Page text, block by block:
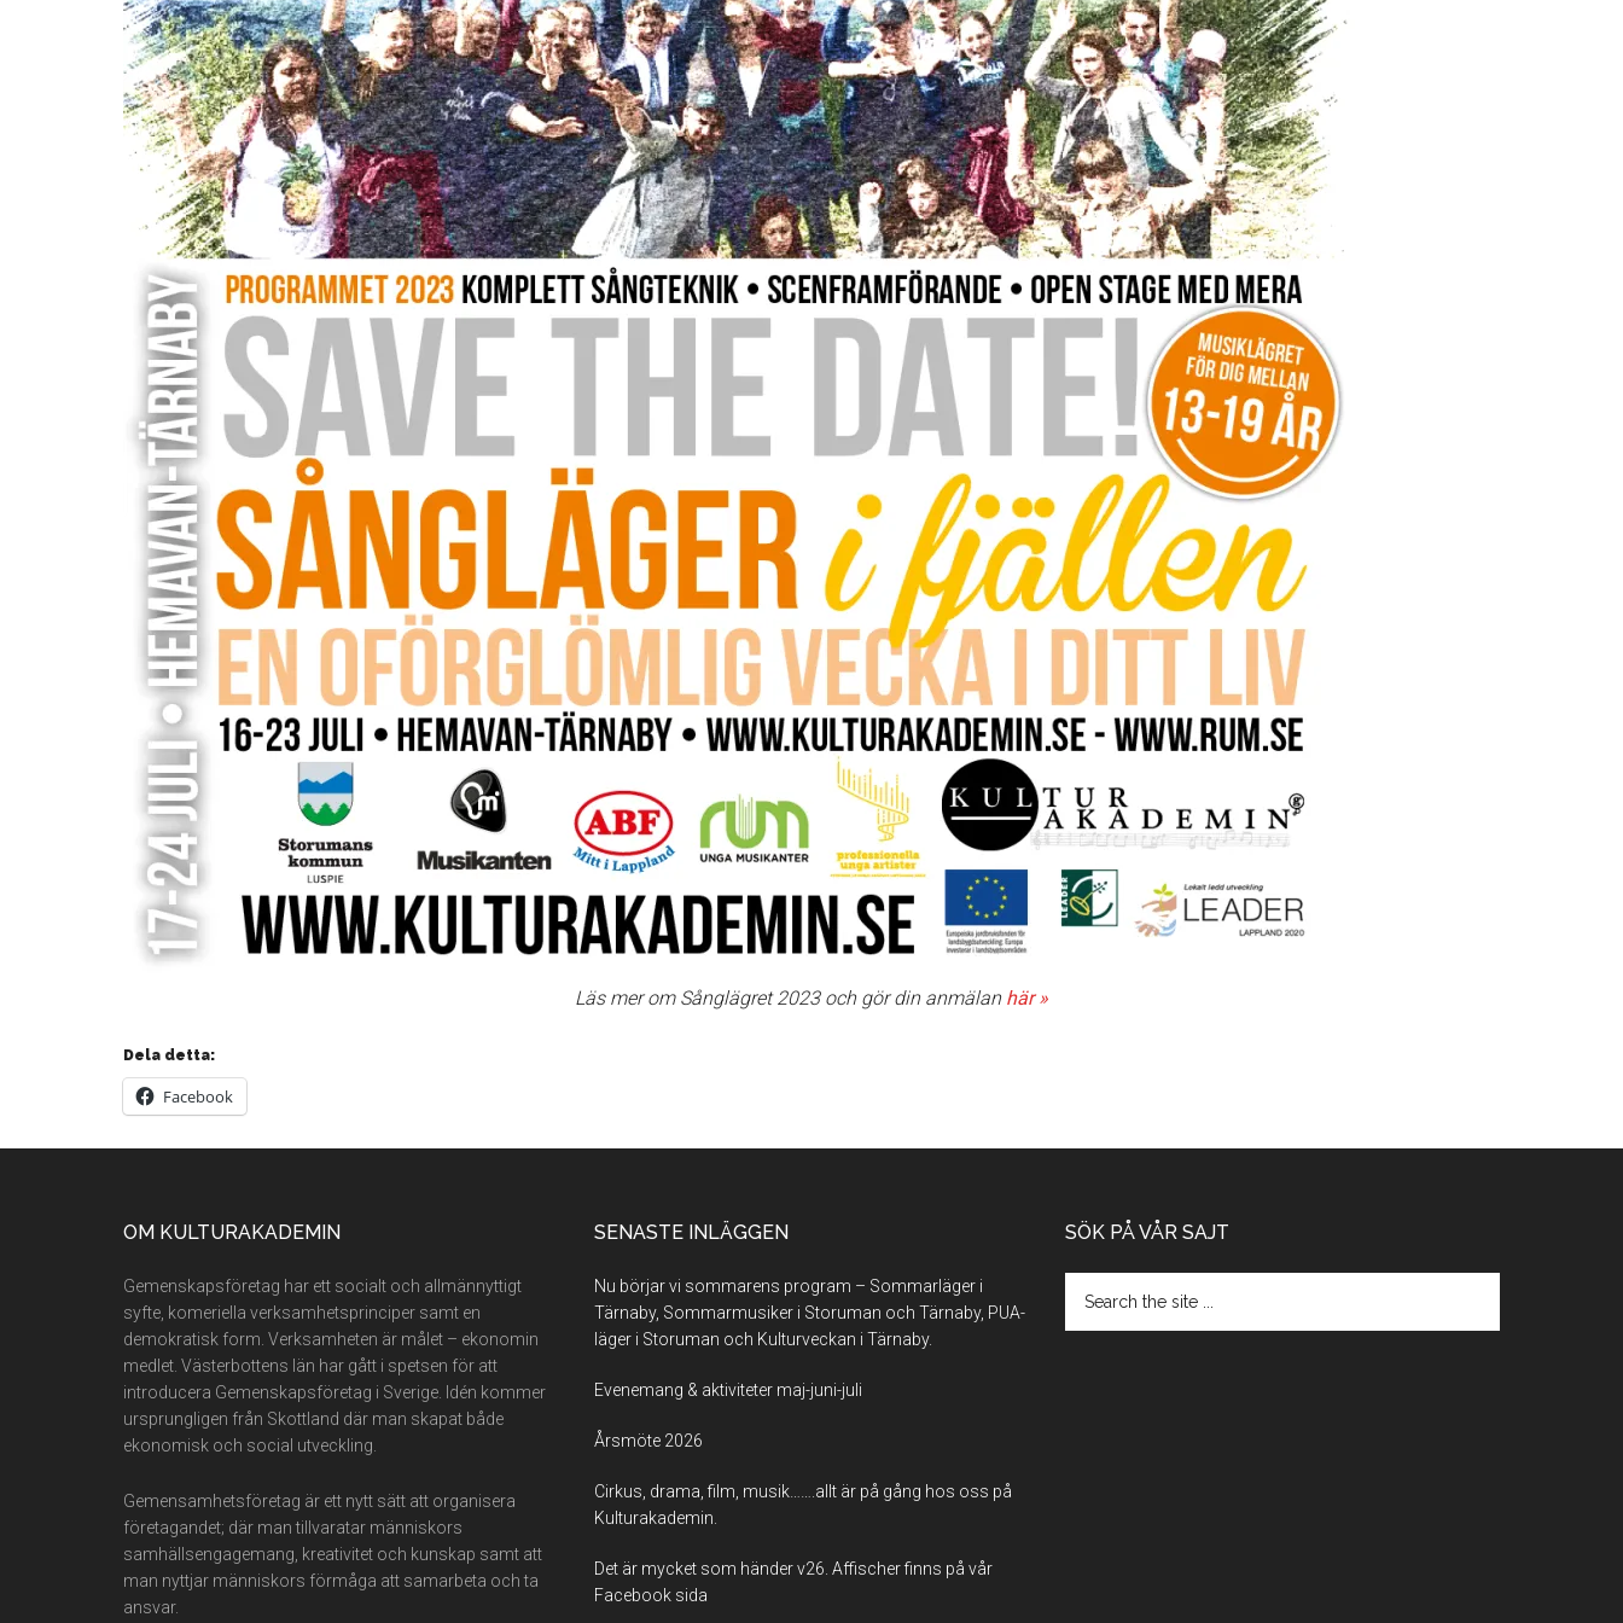
Läs mer om Sånglägret 2023 och gör din anmälan här »
Dela detta:
Facebook
OM KULTURAKADEMIN
Gemenskapsföretag har ett socialt och allmännyttigt
syfte, komeriella verksamhetsprinciper samt en
demokratisk form. Verksamheten är målet – ekonomin
medlet. Västerbottens län har gått i spetsen för att
introducera Gemenskapsföretag i Sverige. Idén kommer
ursprungligen från Skottland där man skapat både
ekonomisk och social utveckling.
Gemensamhetsföretag är ett nytt sätt att organisera
företagandet; där man tillvaratar människors
samhällsengagemang, kreativitet och kunskap samt att
man nyttjar människors förmåga att samarbeta och ta
ansvar.
SENASTE INLÄGGEN
Nu börjar vi sommarens program – Sommarläger i
Tärnaby, Sommarmusiker i Storuman och Tärnaby, PUA-
läger i Storuman och Kulturveckan i Tärnaby.
Evenemang & aktiviteter maj-juni-juli
Årsmöte 2026
Cirkus, drama, film, musik…….allt är på gång hos oss på
Kulturakademin.
Det är mycket som händer v26. Affischer finns på vår
Facebook sida
SÖK PÅ VÅR SAJT
the